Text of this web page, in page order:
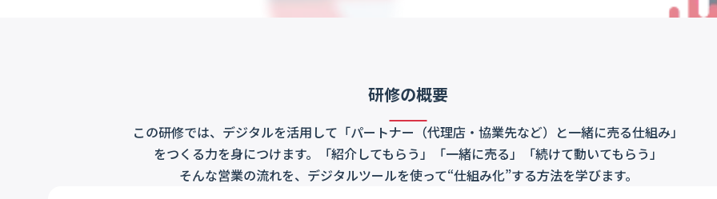
研修の概要
この研修では、デジタルを活用して「パートナー（代理店・協業先など）と一緒に売る仕組み」
をつくる力を身につけます。「紹介してもらう」「一緒に売る」「続けて動いてもらう」
そんな営業の流れを、デジタルツールを使って“仕組み化”する方法を学びます。